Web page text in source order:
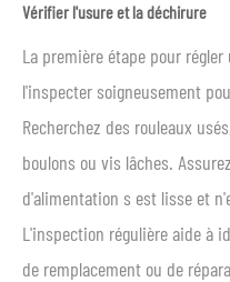
Vérifier l'usure et la déchirure
La première étape pour
l'inspecter soigneusement
Recherchez des rouleaux
boulons ou vis lâches.
d'alimentation s est lisse et
L'inspection régulière aide à
de remplacement ou de